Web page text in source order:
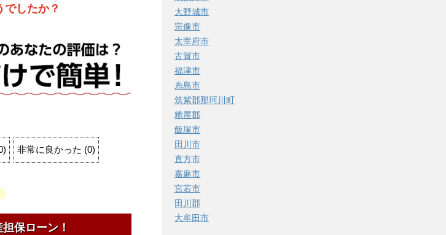
したか？
) 非常に良かった (0)
保ローン！
大野城市
宗像市
太宰府市
古賀市
福津市
糸島市
筑紫郡那珂川町
糟屋郡
飯塚市
田川市
直方市
嘉麻市
宮若市
田川郡
大牟田市